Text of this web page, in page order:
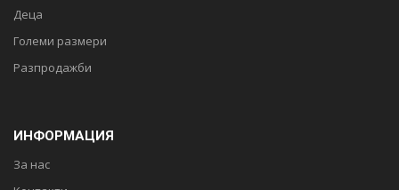
Деца
Големи размери
Разпродажби
ИНФОРМАЦИЯ
За нас